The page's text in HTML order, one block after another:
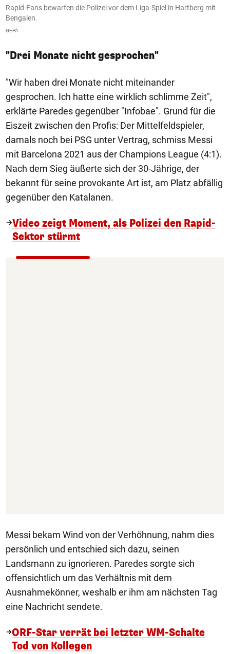
Rapid-Fans bewarfen die Polizei vor dem Liga-Spiel in Hartberg mit
Bengalen.
GEPA
"Drei Monate nicht gesprochen"
"Wir haben drei Monate nicht miteinander
gesprochen. Ich hatte eine wirklich schlimme Zeit",
erklärte Paredes gegenüber "Infobae". Grund für die
Eiszeit zwischen den Profis: Der Mittelfeldspieler,
damals noch bei PSG unter Vertrag, schmiss Messi
mit Barcelona 2021 aus der Champions League (4:1).
Nach dem Sieg äußerte sich der 30-Jährige, der
bekannt für seine provokante Art ist, am Platz abfällig
gegenüber den Katalanen.
Video zeigt Moment, als Polizei den Rapid-
Sektor stürmt
Messi bekam Wind von der Verhöhnung, nahm dies
persönlich und entschied sich dazu, seinen
Landsmann zu ignorieren. Paredes sorgte sich
offensichtlich um das Verhältnis mit dem
Ausnahmekönner, weshalb er ihm am nächsten Tag
eine Nachricht sendete.
ORF-Star verrät bei letzter WM-Schalte
Tod von Kollegen